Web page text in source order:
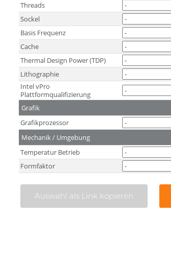
Threads
Sockel
Basis Frequenz
Cache
Thermal Design Power (TDP)
Lithographie
Intel vPro
Plattformqualifizierung
Grafik
Grafikprozessor
Mechanik / Umgebung
Temperatur Betrieb
Formfaktor
Auswahl als Link kopieren